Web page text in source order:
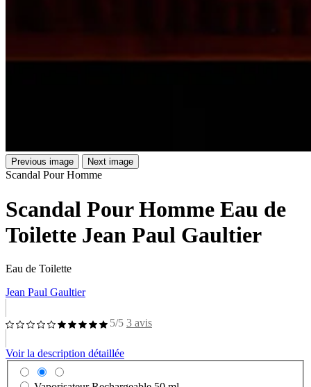
Previous image Next image
Scandal Pour Homme
Scandal Pour Homme Eau de
Toilette Jean Paul Gaultier
Eau de Toilette
Jean Paul Gaultier
5/5 3 avis
Voir la description détaillée